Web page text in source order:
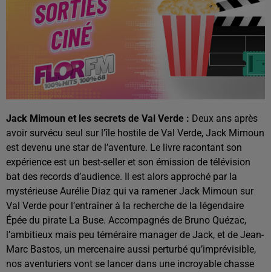
Jack Mimoun et les secrets de Val Verde : Deux ans après
avoir survécu seul sur l’île hostile de Val Verde, Jack Mimoun
est devenu une star de l’aventure. Le livre racontant son
expérience est un best-seller et son émission de télévision
bat des records d’audience. Il est alors approché par la
mystérieuse Aurélie Diaz qui va ramener Jack Mimoun sur
Val Verde pour l’entraîner à la recherche de la légendaire
Épée du pirate La Buse. Accompagnés de Bruno Quézac,
l’ambitieux mais peu téméraire manager de Jack, et de Jean-
Marc Bastos, un mercenaire aussi perturbé qu’imprévisible,
nos aventuriers vont se lancer dans une incroyable chasse